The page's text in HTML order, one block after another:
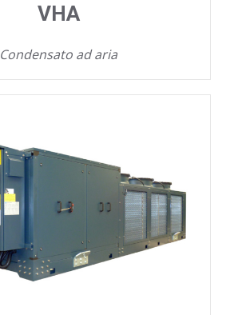
VHA
Condensato ad aria